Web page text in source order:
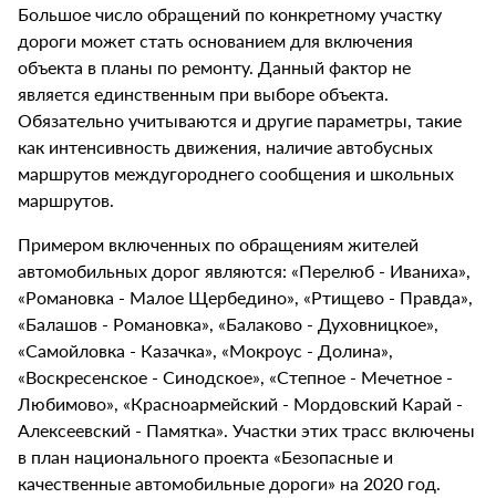
Большое число обращений по конкретному участку
дороги может стать основанием для включения
объекта в планы по ремонту. Данный фактор не
является единственным при выборе объекта.
Обязательно учитываются и другие параметры, такие
как интенсивность движения, наличие автобусных
маршрутов междугороднего сообщения и школьных
маршрутов.
Примером включенных по обращениям жителей
автомобильных дорог являются: «Перелюб - Иваниха»,
«Романовка - Малое Щербедино», «Ртищево - Правда»,
«Балашов - Романовка», «Балаково - Духовницкое»,
«Самойловка - Казачка», «Мокроус - Долина»,
«Воскресенское - Синодское», «Степное - Мечетное -
Любимово», «Красноармейский - Мордовский Карай -
Алексеевский - Памятка». Участки этих трасс включены
в план национального проекта «Безопасные и
качественные автомобильные дороги» на 2020 год.